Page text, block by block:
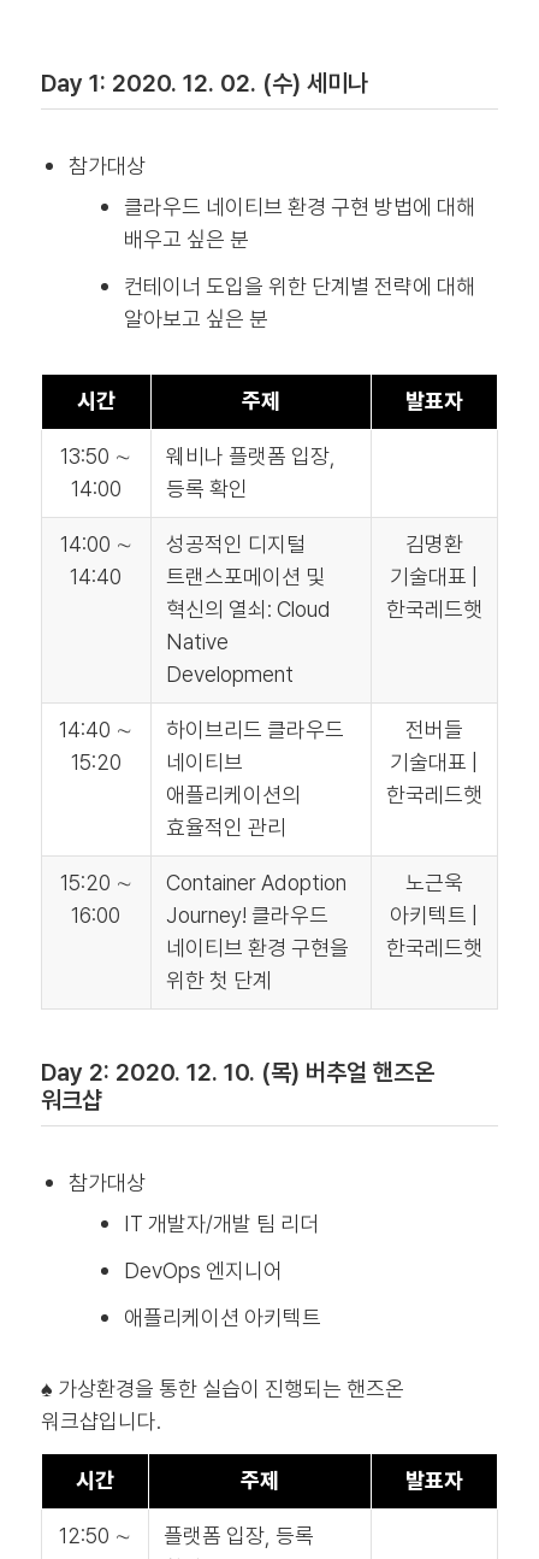
Day 1: 2020. 12. 02. (수) 세미나
참가대상
클라우드 네이티브 환경 구현 방법에 대해
배우고 싶은 분
컨테이너 도입을 위한 단계별 전략에 대해
알아보고 싶은 분
시간 주제 발표자
13:50 ∼
14:00
웨비나 플랫폼 입장,
등록 확인
14:00 ∼
14:40
성공적인 디지털
트랜스포메이션 및
혁신의 열쇠: Cloud
Native
Development
김명환
기술대표 |
한국레드햇
14:40 ∼
15:20
하이브리드 클라우드
네이티브
애플리케이션의
효율적인 관리
전버들
기술대표 |
한국레드햇
15:20 ∼
16:00
Container Adoption
Journey! 클라우드
네이티브 환경 구현을
위한 첫 단계
노근욱
아키텍트 |
한국레드햇
Day 2: 2020. 12. 10. (목) 버추얼 핸즈온
워크샵
참가대상
IT 개발자/개발 팀 리더
DevOps 엔지니어
애플리케이션 아키텍트
♠ 가상환경을 통한 실습이 진행되는 핸즈온
워크샵입니다.
시간 주제 발표자
12:50 ∼
플랫폼 입장, 등록